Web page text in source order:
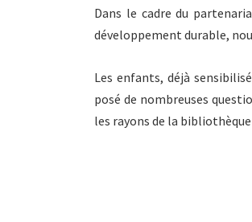
Dans le cadre du
développement durable,
Les enfants, déjà
posé de nombreuses
les rayons de la